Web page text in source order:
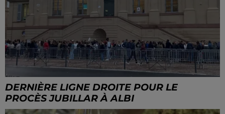
DERNIÈRE LIGNE DROITE POUR LE
PROCÈS JUBILLAR À ALBI